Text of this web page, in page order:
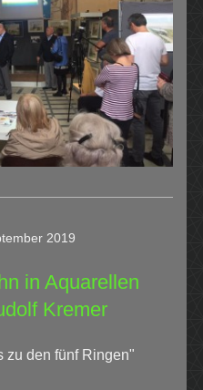
2019
in Aquarellen
Kremer
zu den fünf Ringen"